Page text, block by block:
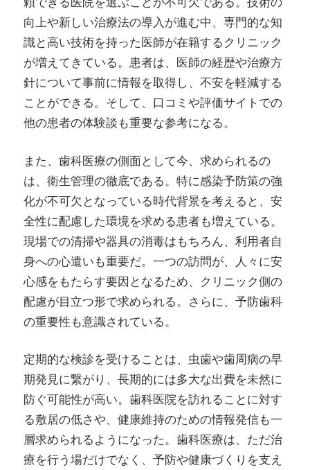
向上や新しい治療法の導入が進む中、専門的な知
識と高い技術を持った医師が在籍するクリニック
が増えてきている。患者は、医師の経歴や治療方
針について事前に情報を取得し、不安を軽減する
ことができる。そして、口コミや評価サイトでの
他の患者の体験談も重要な参考になる。
また、歯科医療の側面として今、求められるの
は、衛生管理の徹底である。特に感染予防策の強
化が不可欠となっている時代背景を考えると、安
全性に配慮した環境を求める患者も増えている。
現場での清掃や器具の消毒はもちろん、利用者自
身への心遣いも重要だ。一つの訪問が、人々に安
心感をもたらす要因となるため、クリニック側の
配慮が目立つ形で求められる。さらに、予防歯科
の重要性も意識されている。
定期的な検診を受けることは、虫歯や歯周病の早
期発見に繋がり、長期的には多大な出費を未然に
防ぐ可能性が高い。歯科医院を訪れることに対す
る敷居の低さや、健康維持のための情報発信も一
層求められるようになった。歯科医療は、ただ治
療を行う場だけでなく、予防や健康づくりを支え